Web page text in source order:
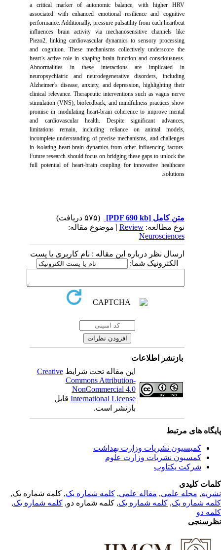
a critical marker of autonomic balance, with higher HRV
associated with enhanced emotional resilience and cognitive
performance. Additionally, pressure pulsatility from each heartbeat
influences brain activity via mechanosensitive channels like
Piezo2, linking cardiovascular dynamics to sensory processing
and cognition. These mechanisms collectively underscore the
heart’s active role in shaping brain function and consciousness.
Abnormalities in these interactions are implicated in
neuropsychiatric and neurodegenerative disorders, including
Alzheimer’s disease, anxiety, and depression, highlighting their
clinical relevance. Therapeutic interventions such as vagus nerve
stimulation (VNS), biofeedback, and mindfulness practices show
promise in modulating heart-brain coherence to improve mental
and cardiovascular health. Despite significant advances,
limitations remain, including reliance on animal models,
incomplete understanding of precise mechanisms, and challenges
in isolating heart-brain dynamics from other influencing factors.
Future research should focus on bridging these gaps to unlock the
full potential of heart-brain coupling for innovative healthcare
solutions
.
متن کامل[PDF 690 kb]
نوع مطالعه:Review| موضوع مقاله:
Neurosciences
ارسال نظر درباره این مقاله : نام کاربری یا پست
الکترونیک شما:
بازنشر اطلاعات
این مقاله تحت شرایطCreative
Commons Attribution-
NonCommercial 4.0
International Licenseقابل
بازنشر است.
های مرتبط
کمیسیون نشریات وزارت بهداشت
کمسیون نشریات وزارت علوم
شرکت یکتاوب
کلیدی
,مجله علمی, مقاله علمی, کلمه شماره یک, کلمه شماره یک,
شماره یک,کلمه شماره یک, کلمه شماره دو,کلمه شماره یک,
دو